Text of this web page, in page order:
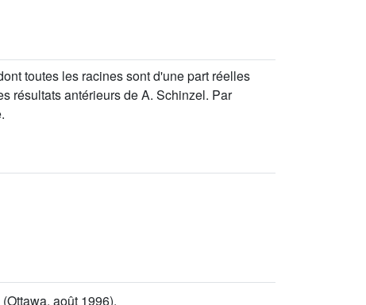
toutes les racines sont d'une part réelles
résultats antérieurs de A. Schinzel. Par
(Ottawa, août 1996).